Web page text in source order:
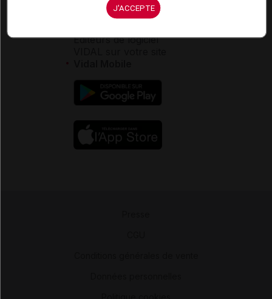
Espace partenaires
Éditeurs de logiciel
J'ACCEPTE